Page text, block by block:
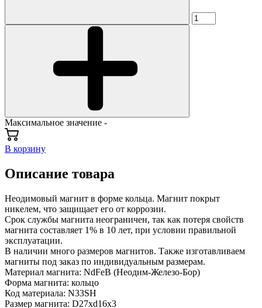
Максимальное значение -
В корзину
Описание товара
Неодимовый магнит в форме кольца. Магнит покрыт
никелем, что защищает его от коррозии.
Срок службы магнита неограничен, так как потеря свойств
магнита составляет 1% в 10 лет, при условии правильной
эксплуатации.
В наличии много размеров магнитов. Также изготавливаем
магниты под заказ по индивидуальным размерам.
Материал магнита: NdFeB (Неодим-Железо-Бор)
Форма магнита: кольцо
Код материала: N33SH
Размер магнита: D27xd16x3